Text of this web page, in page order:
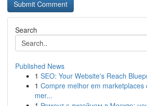
Search
Published News
1 SEO: Your Website's Reach
1 Compre melhor em marketplaces
mer...